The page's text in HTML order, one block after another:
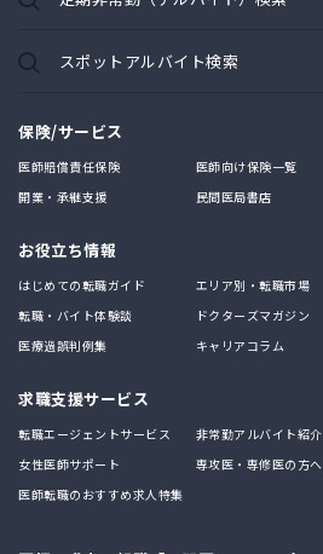
スポットアルバイト検索
保険/サービス
医師賠償責任保険
医師向け保険一覧
開業・承継支援
民間医局書店
お役立ち情報
はじめての転職ガイド
エリア別・転職市場
転職・バイト体験談
ドクターズマガジン
医療過誤判例集
キャリアコラム
求職支援サービス
転職エージェントサービス
非常勤アルバイト紹介
女性医師サポート
専攻医・専修医の方へ
医師転職のおすすめ求人特集